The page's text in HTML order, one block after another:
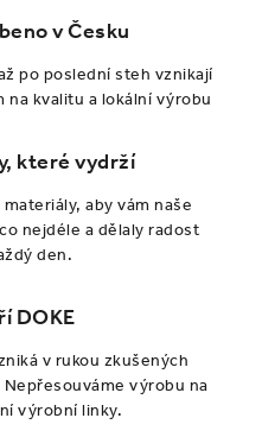
v Česku
po poslední steh vznikají
na kvalitu a lokální výrobu
které vydrží
aby vám naše
nejdéle a dělaly radost
den.
DOKE
v rukou zkušených
výrobu na
výrobní linky.